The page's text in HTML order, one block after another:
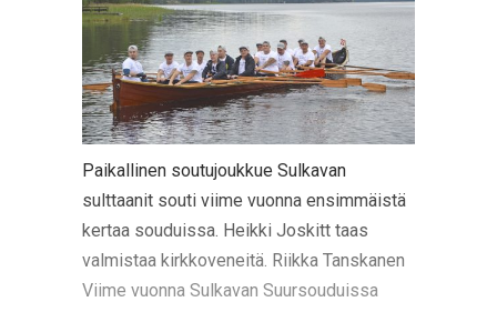
Paikallinen soutujoukkue Sulkavan
sulttaanit souti viime vuonna ensimmäistä
kertaa souduissa. Heikki Joskitt taas
valmistaa kirkkoveneitä. Riikka Tanskanen
Viime vuonna Sulkavan Suursouduissa